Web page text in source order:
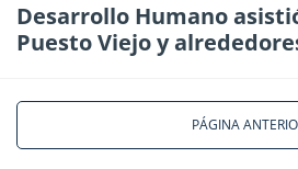
Desarrollo Humano
Puesto Viejo y
PÁGINA